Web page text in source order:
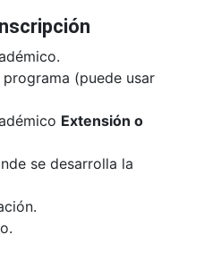
(puede usar
Extensión o
se desarrolla la